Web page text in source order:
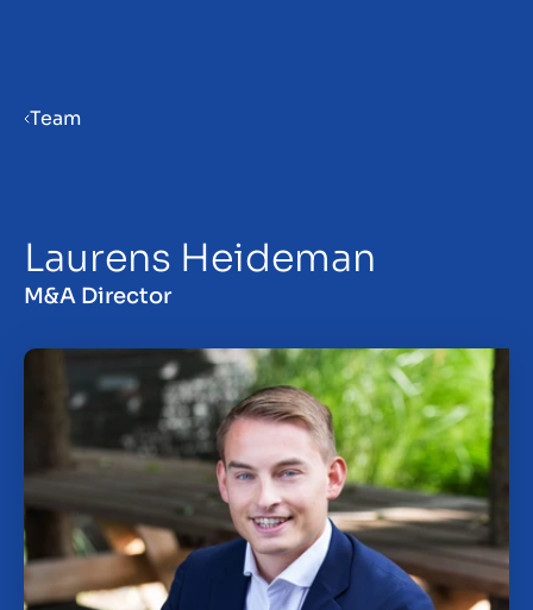
Bedrijf verkopen
Insights
Over ons
Contact
BE
Team
Laurens Heideman
M&A Director